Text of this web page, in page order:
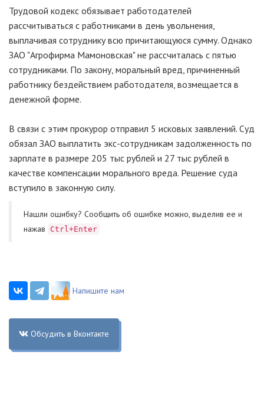
Трудовой кодекс обязывает работодателей
рассчитываться с работниками в день увольнения,
выплачивая сотруднику всю причитающуюся сумму. Однако
ЗАО "Агрофирма Мамоновская" не рассчиталась с пятью
сотрудниками. По закону, моральный вред, причиненный
работнику бездействием работодателя, возмещается в
денежной форме.
В связи с этим прокурор отправил 5 исковых заявлений. Суд
обязал ЗАО выплатить экс-сотрудникам задолженность по
зарплате в размере 205 тыс рублей и 27 тыс рублей в
качестве компенсации морального вреда. Решение суда
вступило в законную силу.
Нашли ошибку? Cообщить об ошибке можно, выделив ее и
нажав
Ctrl+Enter
Напишите нам
Обсудить в Вконтакте